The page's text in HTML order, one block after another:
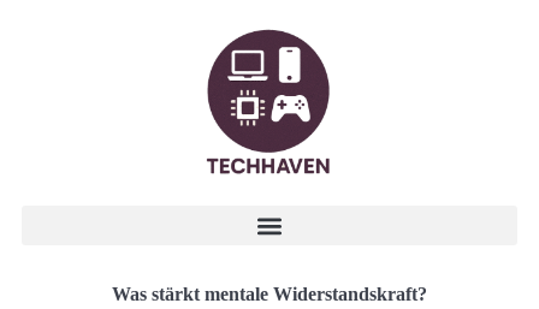
Was stärkt mentale Widerstandskraft?